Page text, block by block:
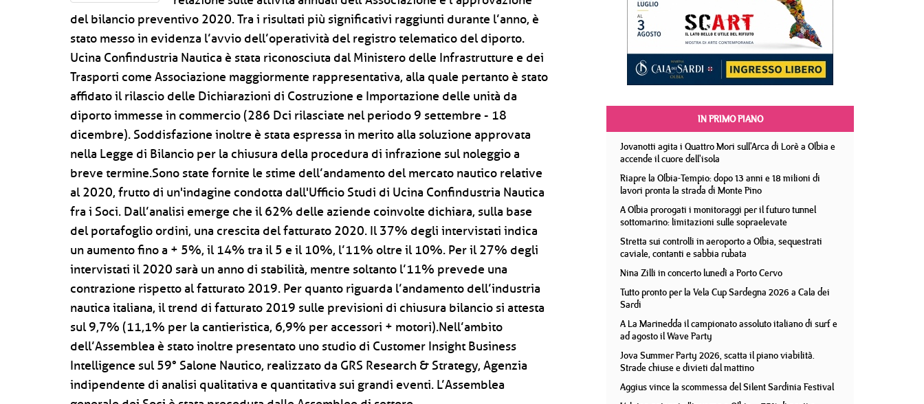
del bilancio preventivo 2020. Tra i risultati più significativi raggiunti durante l’anno, è
stato messo in evidenza l’avvio dell’operatività del registro telematico del diporto.
Ucina Confindustria Nautica è stata riconosciuta dal Ministero delle Infrastrutture e dei
Trasporti come Associazione maggiormente rappresentativa, alla quale pertanto è stato
affidato il rilascio delle Dichiarazioni di Costruzione e Importazione delle unità da
diporto immesse in commercio (286 Dci rilasciate nel periodo 9 settembre - 18
dicembre). Soddisfazione inoltre è stata espressa in merito alla soluzione approvata
nella Legge di Bilancio per la chiusura della procedura di infrazione sul noleggio a
breve termine.Sono state fornite le stime dell’andamento del mercato nautico relative
al 2020, frutto di un'indagine condotta dall'Ufficio Studi di Ucina Confindustria Nautica
fra i Soci. Dall’analisi emerge che il 62% delle aziende coinvolte dichiara, sulla base
del portafoglio ordini, una crescita del fatturato 2020. Il 37% degli intervistati indica
un aumento fino a + 5%, il 14% tra il 5 e il 10%, l’11% oltre il 10%. Per il 27% degli
intervistati il 2020 sarà un anno di stabilità, mentre soltanto l’11% prevede una
contrazione rispetto al fatturato 2019. Per quanto riguarda l’andamento dell’industria
nautica italiana, il trend di fatturato 2019 sulle previsioni di chiusura bilancio si attesta
sul 9,7% (11,1% per la cantieristica, 6,9% per accessori + motori).Nell’ambito
dell’Assemblea è stato inoltre presentato uno studio di Customer Insight Business
Intelligence sul 59° Salone Nautico, realizzato da GRS Research & Strategy, Agenzia
indipendente di analisi qualitativa e quantitativa sui grandi eventi. L’Assemblea
IN PRIMO PIANO
Jovanotti agita i Quattro Mori sull'Arca di Lorè a Olbia e
accende il cuore dell'isola
Riapre la Olbia-Tempio: dopo 13 anni e 18 milioni di
lavori pronta la strada di Monte Pino
A Olbia prorogati i monitoraggi per il futuro tunnel
sottomarino: limitazioni sulle sopraelevate
Stretta sui controlli in aeroporto a Olbia, sequestrati
caviale, contanti e sabbia rubata
Nina Zilli in concerto lunedì a Porto Cervo
Tutto pronto per la Vela Cup Sardegna 2026 a Cala dei
Sardi
A La Marinedda il campionato assoluto italiano di surf e
ad agosto il Wave Party
Jova Summer Party 2026, scatta il piano viabilità.
Strade chiuse e divieti dal mattino
Aggius vince la scommessa del Silent Sardinia Festival